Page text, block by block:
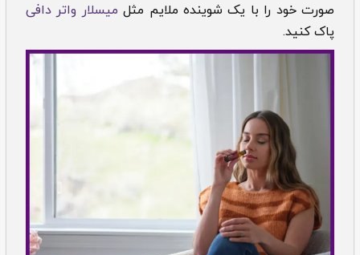
صورت خود را با یک شوینده ملایم مثل میسلار واتر دافی
پاک کنید.